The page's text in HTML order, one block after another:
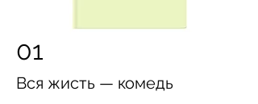
01
Вся жисть — комедь